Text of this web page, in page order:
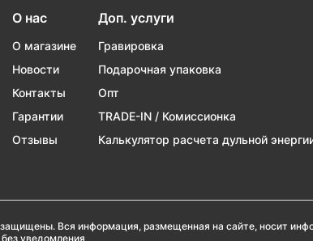
О нас
О магазине
Новости
Контакты
Гарантии
Отзывы
Доп. услуги
Гравировка
Подарочная упаковка
Опт
TRADE-IN / Комиссионка
Калькулятор расчета дульной
Вся информация, размещенная на сайте, носит
уведомления